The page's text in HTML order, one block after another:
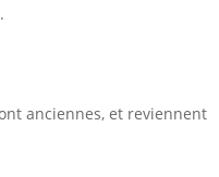
anciennes, et reviennent